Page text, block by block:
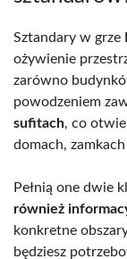
Sztandary w grze
ożywienie
zarówno
powodzeniem
sufitach, co
domach,
Pełnią one dwie
również
konkretne
będziesz